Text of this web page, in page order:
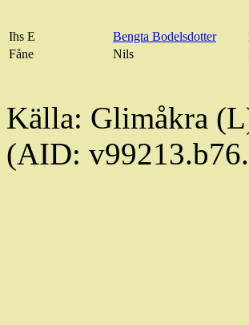
Ihs E Bengta Bodelsdotter
Fåne
Nils
Källa: Glimåkra
(AID: